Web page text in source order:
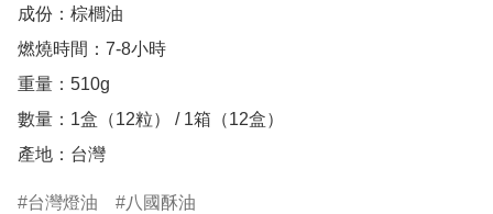
成份：棕櫚油
燃燒時間：7-8小時
重量：510g
數量：1盒（12粒） / 1箱（12盒）
產地：台灣
台灣燈油 八國酥油